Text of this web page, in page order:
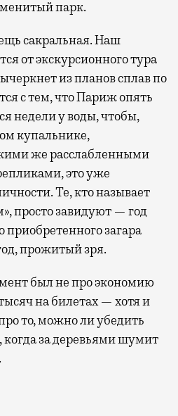
парк.
сакральная. Наш
от экскурсионного тура
из планов сплав по
с тем, что Париж опять
недели у воды, чтобы,
купальнике,
же расслабленными
это уже
Те, кто называет
просто завидуют — год
приобретенного загара
прожитый зря.
был не про экономию
на билетах — хотя и
то, можно ли убедить
когда за деревьями шумит